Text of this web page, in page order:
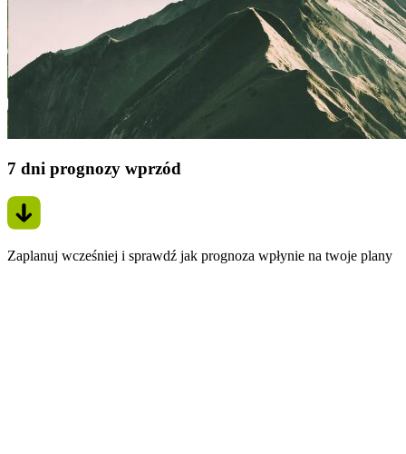
7 dni prognozy wprzód
Zaplanuj wcześniej i sprawdź jak prognoza wpłynie na twoje plany